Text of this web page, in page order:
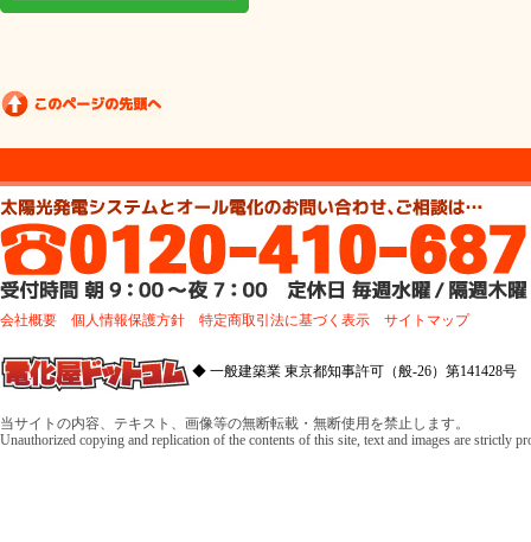
会社概要 個人情報保護方針 特定商取引法に基づく表示 サイトマップ
◆ 一般建築業 東京都知事許可（般-26）第141428
当サイトの内容、テキスト、画像等の無断転載・無断使用を禁止します。
Unauthorized copying and replication of the contents of this site, text and images are strictly